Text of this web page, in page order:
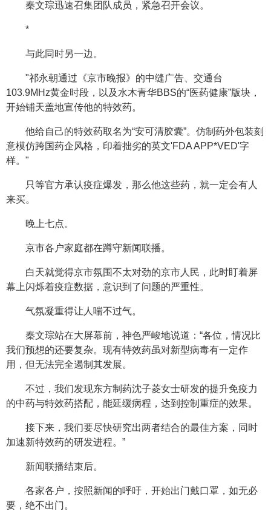
秦文琮迅速召集团队成员，紧急召开会议。
*
与此同时另一边。
"祁永朝通过《京市晚报》的中缝广告、交通台
103.9MHz黄金时段，以及水木青华BBS的“医药健康”版块，
开始铺天盖地宣传他的特效药。
他给自己的特效药取名为“安可清胶囊”。仿制药外包装刻
意模仿跨国药企风格，印着拙劣的英文'FDA APP*VED'字
样。"
只等官方承认疫症爆发，那么他这些药，就一定会有人
来买。
晚上七点。
京市各户家庭都在蹲守新闻联播。
白天就觉得京市氛围不太对劲的京市人民，此时盯着屏
幕上闪烁着疫症数据，意识到了问题的严重性。
气氛凝重得让人喘不过气。
秦文琮站在大屏幕前，神色严峻地说道：“各位，情况比
我们预想的还要复杂。现有特效药虽对新型病毒有一定作
用，但无法完全遏制其发展。
不过，我们发现东方制药沈子菱女士研发的提升免疫力
的中药与特效药搭配，能延缓病程，达到控制重症的效果。
接下来，我们要尽快研究出两者结合的最佳方案，同时
加速新特效药的研发进程。”
新闻联播结束后。
各家各户，按照新闻的呼吁，开始出门戴口罩，如无必
要，绝不出门。